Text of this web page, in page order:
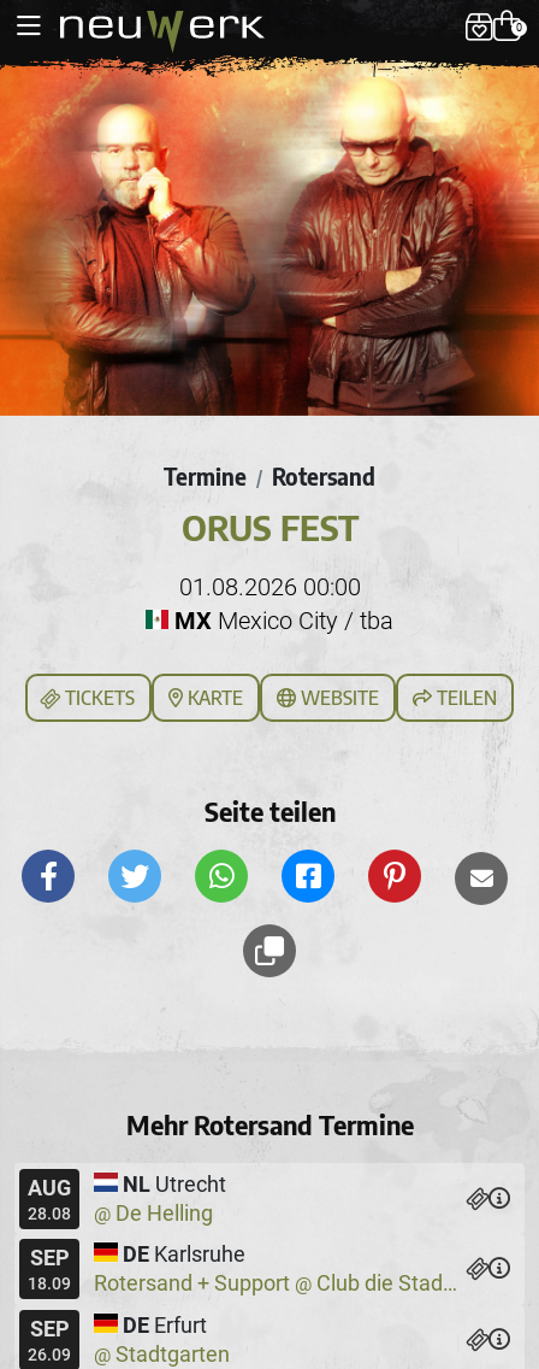
0
Termine / Rotersand
ORUS FEST
01.08.2026 00:00
MX Mexico City / tba
TICKETS KARTE WEBSITE TEILEN
Seite teilen
Mehr Rotersand Termine
AUG
28.08
NL Utrecht
@ De Helling
SEP
18.09
DE Karlsruhe
Rotersand + Support @ Club die Stadtmitte
SEP
26.09
DE Erfurt
@ Stadtgarten